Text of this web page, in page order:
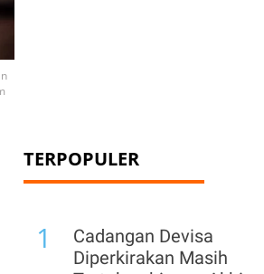
TERPOPULER
1
Cadangan Devisa
Diperkirakan Masih